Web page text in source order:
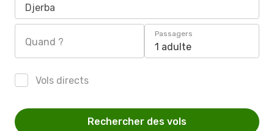
Djerba
Quand ?
Passagers
1 adulte
Vols directs
Rechercher des vols